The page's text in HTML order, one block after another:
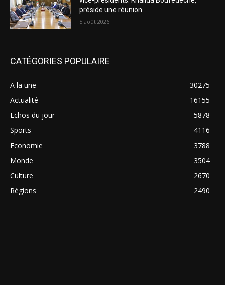
préside une réunion
5 août 2026
CATÉGORIES POPULAIRE
A la une
30275
Actualité
16155
Echos du jour
5878
Sports
4116
Economie
3788
Monde
3504
Culture
2670
Régions
2490